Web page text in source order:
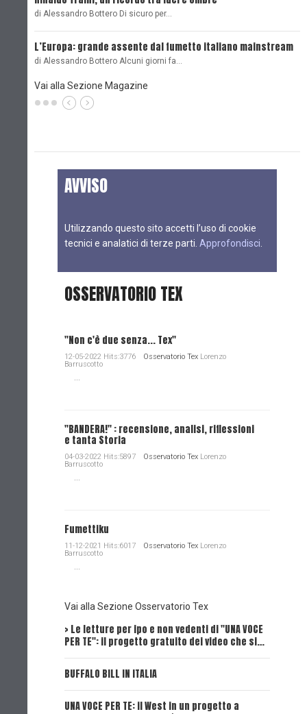
di Alessandro Bottero Di sicuro per…
L’Europa: grande assente dal fumetto italiano mainstream
di Alessandro Bottero Alcuni giorni fa…
Vai alla Sezione Magazine
AVVISO
Utilizzando questo sito accetti l’uso di cookie
tecnici e analatici di terze parti. Approfondisci
OSSERVATORIO TEX
"Non c'è due senza... Tex"
12-05-2022 Hits:3776 Osservatorio Tex Lorenzo
Barruscotto
...
"BANDERA!" : recensione, analisi, riflessioni
e tanta Storia
04-03-2022 Hits:5897 Osservatorio Tex Lorenzo
Barruscotto
...
Fumettiku
11-12-2021 Hits:6017 Osservatorio Tex Lorenzo
Barruscotto
...
Vai alla Sezione Osservatorio Tex
> Le letture per ipo e non vedenti di "UNA VOCE
PER TE": il progetto gratuito dei video che si…
BUFFALO BILL IN ITALIA
UNA VOCE PER TE: il West in un progetto a